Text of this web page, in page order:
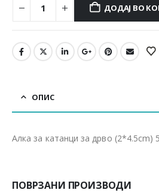
ДОДАЈ ВО
ОПИС
Алка за катанци за дрво (2*4.5cm)
ПОВРЗАНИ ПРОИЗВОДИ